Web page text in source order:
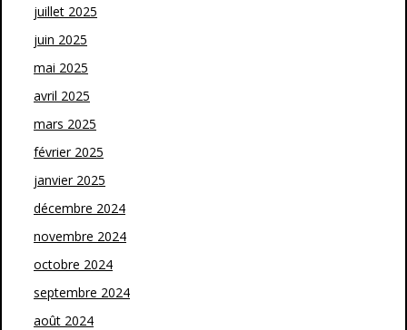
juillet 2025
juin 2025
mai 2025
avril 2025
mars 2025
février 2025
janvier 2025
décembre 2024
novembre 2024
octobre 2024
septembre 2024
août 2024